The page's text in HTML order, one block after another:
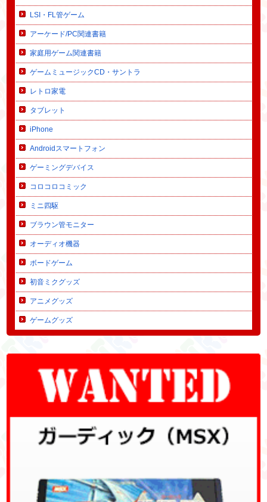
LSI・FL管ゲーム
アーケード/PC関連書籍
家庭用ゲーム関連書籍
ゲームミュージックCD・サントラ
レトロ家電
タブレット
iPhone
Androidスマートフォン
ゲーミングデバイス
コロコロコミック
ミニ四駆
ブラウン管モニター
オーディオ機器
ボードゲーム
初音ミクグッズ
アニメグッズ
ゲームグッズ